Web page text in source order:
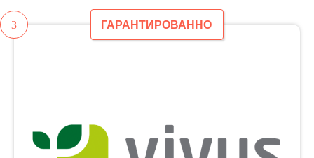
3 ГАРАНТИРОВАННО